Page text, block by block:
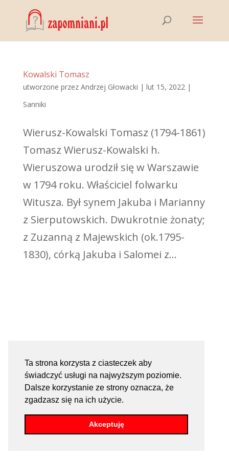
Ta strona korzysta z ciasteczek aby
świadczyć usługi na najwyższym poziomie.
Dalsze korzystanie ze strony oznacza, że
zgadzasz się na ich użycie.
Akceptuję
Kowalski Tomasz
utworzone przez Andrzej Głowacki | lut 15, 2022|
Sanniki
Wierusz-Kowalski Tomasz (1794-1861)
Tomasz Wierusz-Kowalski h.
Wieruszowa urodził się w Warszawie
w 1794 roku. Właściciel folwarku
Witusza. Był synem Jakuba i Marianny
z Sierputowskich. Dwukrotnie żonaty;
z Zuzanną z Majewskich (ok.1795-
1830), córką Jakuba i Salomei z...